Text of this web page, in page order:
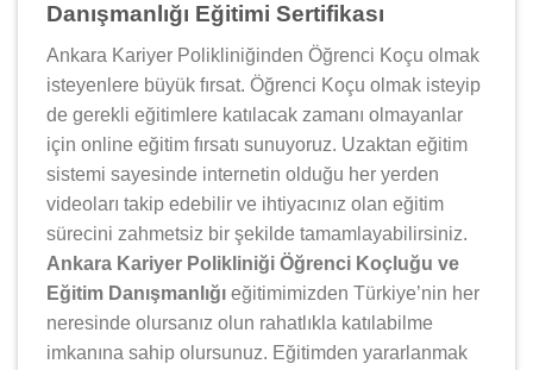
Danışmanlığı Eğitimi Sertifikası
Ankara Kariyer Polikliniğinden Öğrenci Koçu olmak
isteyenlere büyük fırsat. Öğrenci Koçu olmak isteyip
de gerekli eğitimlere katılacak zamanı olmayanlar
için online eğitim fırsatı sunuyoruz. Uzaktan eğitim
sistemi sayesinde internetin olduğu her yerden
videoları takip edebilir ve ihtiyacınız olan eğitim
sürecini zahmetsiz bir şekilde tamamlayabilirsiniz.
Ankara Kariyer Polikliniği Öğrenci Koçluğu ve
Eğitim Danışmanlığı eğitimimizden Türkiye’nin her
neresinde olursanız olun rahatlıkla katılabilme
imkanına sahip olursunuz. Eğitimden yararlanmak